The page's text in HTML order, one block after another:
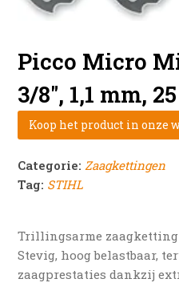
Picco Micro
3/8″, 1,1 mm,
Koop het product in onze
Categorie:Zaagkettingen
Tag: STIHL
Trillingsarme
Stevig, hoog belastbaar,
zaagprestaties dankzij